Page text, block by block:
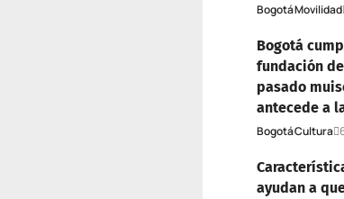
BogotáMovilidad
Bogotá
fundación
pasado
antecede a
BogotáCultura
ayudan a